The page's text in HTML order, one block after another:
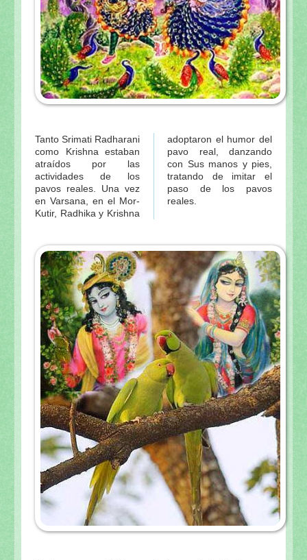
Tanto Srimati Radharani
como Krishna estaban
atraídos por las
actividades de los
pavos reales. Una vez
en Varsana, en el Mor-
Kutir, Radhika y Krishna
adoptaron el humor del
pavo real, danzando
con Sus manos y pies,
tratando de imitar el
paso de los pavos
reales.